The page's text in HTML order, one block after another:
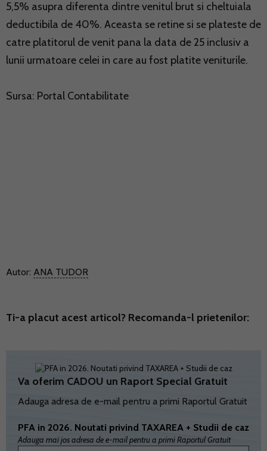
5,5% asupra diferenta dintre venitul brut si cheltuiala
deductibila de 40%. Aceasta se retine si se plateste de
catre platitorul de venit pana la data de 25 inclusiv a
lunii urmatoare celei in care au fost platite veniturile.
Sursa: Portal Contabilitate
Autor: ANA TUDOR
Ti-a placut acest articol? Recomanda-l prietenilor:
Va oferim CADOU un Raport Special Gratuit
Adauga adresa de e-mail pentru a primi Raportul Gratuit
PFA in 2026. Noutati privind TAXAREA + Studii de caz
Adauga mai jos adresa de e-mail pentru a primi Raportul Gratuit